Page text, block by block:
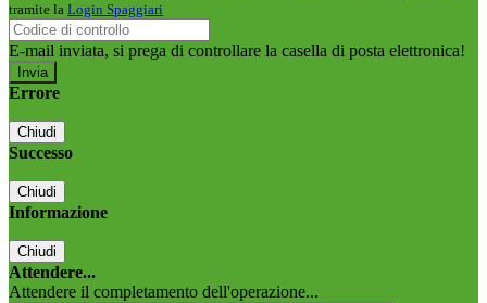
tramite la Login Spaggiari
E-mail inviata, si prega di controllare la casella di posta elettronica!
Errore
Chiudi
Successo
Chiudi
Informazione
Chiudi
Attendere...
Attendere il completamento dell'operazione...